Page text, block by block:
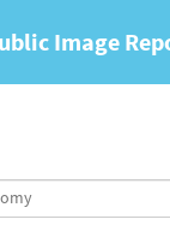
Image